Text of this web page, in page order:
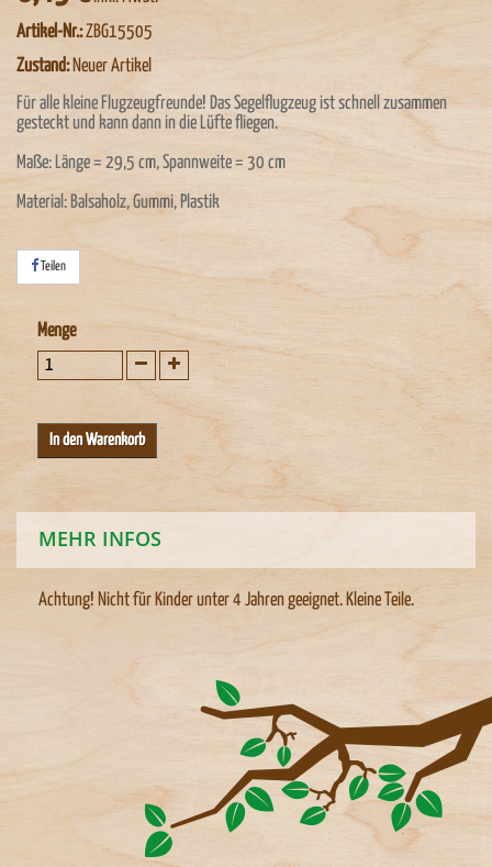
Artikel-Nr.:ZBG15505
Zustand: Neuer Artikel
Für alle kleine Flugzeugfreunde! Das Segelflugzeug ist schnell zusammen
gesteckt und kann dann in die Lüfte fliegen.
Maße: Länge = 29,5 cm, Spannweite = 30 cm
Material: Balsaholz, Gummi, Plastik
Teilen
Menge
MEHR INFOS
Achtung! Nicht für Kinder unter 4 Jahren geeignet. Kleine Teile.